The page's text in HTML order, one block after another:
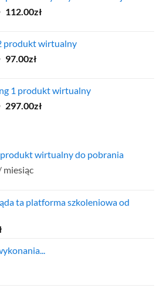
137.00zł.97.00zł.
Pierwotna
147.00zł.
112.00złAktualna
112.00zł.
produkt wirtualny
Pierwotna
157.00zł.
97.00złAktualna
97.00zł.
1 produkt wirtualny
Pierwotna
297.00złAktualna
wirtualny do pobrania
miesiąc
ta platforma szkoleniowa od